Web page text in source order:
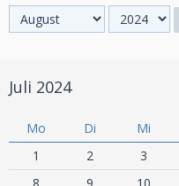
Juli 2024
Mo Di Mi
1
2 3